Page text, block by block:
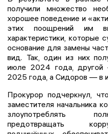
получили множество
хорошее поведение и
этих поощрений им
характеристики, которые
основание для замены
вид. Так, один из них
июле 2024 года,
2025 года, а Сидоров — в
Прокурор подчеркнул,
заместителя начальника
злоупотреблять
предотвращать